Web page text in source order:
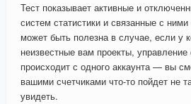
Тест показывает активные и
систем статистики и связанные с
может быть полезна в случае, если у
неизвестные вам проекты, управление
происходит с одного аккаунта — вы
вашими счетчиками что-то пойдет не
увидеть.